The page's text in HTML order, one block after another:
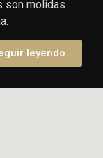
son molidas
leyendo